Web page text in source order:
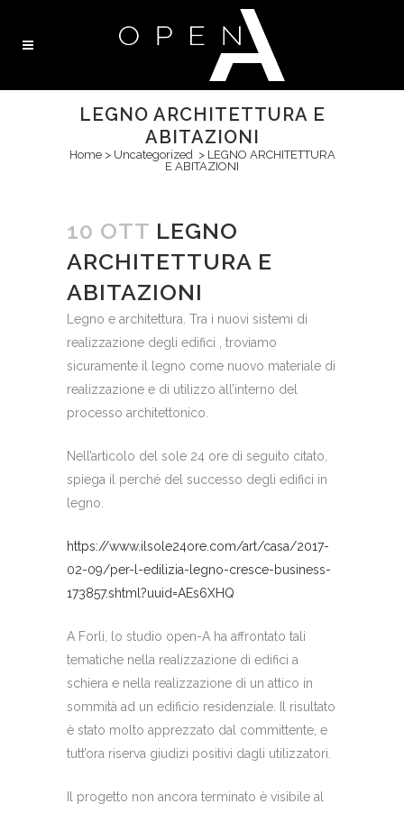
LEGNO ARCHITETTURA E
ABITAZIONI
Home> Uncategorized > LEGNO ARCHITETTURA
E ABITAZIONI
10 OTT LEGNO
ARCHITETTURA E
ABITAZIONI
Legno e architettura. Tra i nuovi sistemi di
realizzazione degli edifici , troviamo
sicuramente il legno come nuovo materiale di
realizzazione e di utilizzo all’interno del
processo architettonico.
Nell’articolo del sole 24 ore di seguito citato,
spiega il perché del successo degli edifici in
legno.
https://www.ilsole24ore.com/art/casa/2017-
02-09/per-l-edilizia-legno-cresce-business-
173857.shtml?uuid=AEs6XHQ
A Forlì, lo studio open-A ha affrontato tali
tematiche nella realizzazione di edifici a
schiera e nella realizzazione di un attico in
sommità ad un edificio residenziale. Il risultato
è stato molto apprezzato dal committente, e
tutt’ora riserva giudizi positivi dagli utilizzatori.
Il progetto non ancora terminato è visibile al